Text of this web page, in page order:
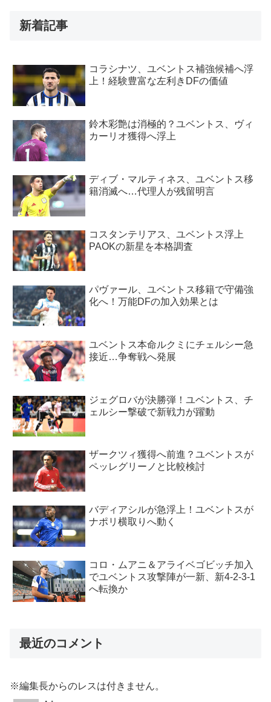
新着記事
コラシナツ、ユベントス補強候補へ浮
上！経験豊富な左利きDFの価値
鈴木彩艶は消極的？ユベントス、ヴィ
カーリオ獲得へ浮上
ディブ・マルティネス、ユベントス移
籍消滅へ…代理人が残留明言
コスタンテリアス、ユベントス浮上
PAOKの新星を本格調査
パヴァール、ユベントス移籍で守備強
化へ！万能DFの加入効果とは
ユベントス本命ルクミにチェルシー急
接近…争奪戦へ発展
ジェグロバが決勝弾！ユベントス、チ
ェルシー撃破で新戦力が躍動
ザークツィ獲得へ前進？ユベントスが
ペッレグリーノと比較検討
バディアシルが急浮上！ユベントスが
ナポリ横取りへ動く
コロ・ムアニ＆アライベゴビッチ加入
でユベントス攻撃陣が一新、新4-2-3-1
へ転換か
最近のコメント
※編集長からのレスは付きません。